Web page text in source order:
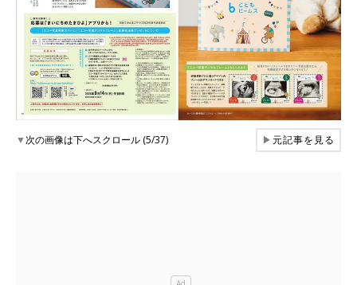
▼次の画像は下へスクロール (5/37) ▶元記事を見る